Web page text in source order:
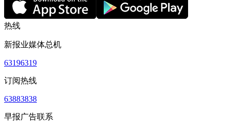
热线
新报业媒体总机
63196319
订阅热线
63883838
早报广告联系